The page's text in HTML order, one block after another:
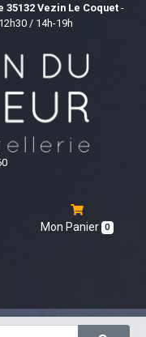
35132 Vezin Le Coquet-
/ 14h-19h
Mon Panier 0